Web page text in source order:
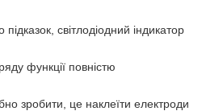
світлодіодний індикатор
функції повністю
зробити, це наклеїти електроди